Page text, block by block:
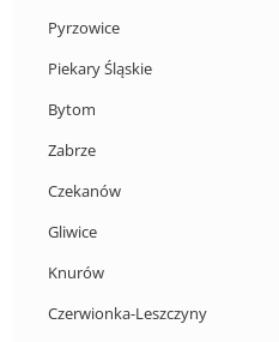
Pyrzowice
Piekary Śląskie
Bytom
Zabrze
Czekanów
Gliwice
Knurów
Czerwionka-Leszczyny